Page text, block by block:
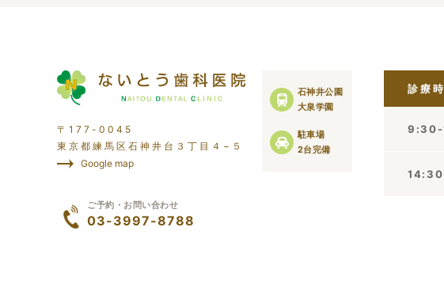
〒177-0045
東京都練馬区石神井台３丁目４−５
Google map
石神井公園
大泉学園
駐車場
2台完備
ご予約・お問い合わせ
03-3997-8788
診療
9:30-